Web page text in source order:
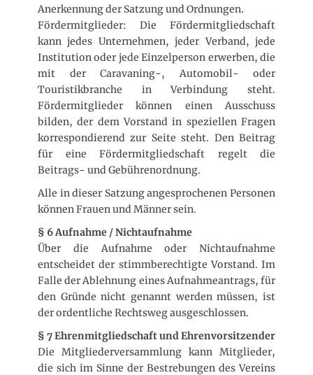
Anerkennung der Satzung und Ordnungen.
Fördermitglieder: Die Fördermitgliedschaft
kann jedes Unternehmen, jeder Verband, jede
Institution oder jede Einzelperson erwerben, die
mit der Caravaning-, Automobil- oder
Touristikbranche in Verbindung steht.
Fördermitglieder können einen Ausschuss
bilden, der dem Vorstand in speziellen Fragen
korrespondierend zur Seite steht. Den Beitrag
für eine Fördermitgliedschaft regelt die
Beitrags- und Gebührenordnung.
Alle in dieser Satzung angesprochenen Personen
können Frauen und Männer sein.
§ 6 Aufnahme / Nichtaufnahme
Über die Aufnahme oder Nichtaufnahme
entscheidet der stimmberechtigte Vorstand. Im
Falle der Ablehnung eines Aufnahmeantrags, für
den Gründe nicht genannt werden müssen, ist
der ordentliche Rechtsweg ausgeschlossen.
§ 7 Ehrenmitgliedschaft und Ehrenvorsitzender
Die Mitgliederversammlung kann Mitglieder,
die sich im Sinne der Bestrebungen des Vereins